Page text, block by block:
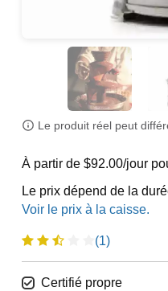
Le produit réel peut
À partir de $92.00/jour
Le prix dépend de la
(1)
Certifié propre